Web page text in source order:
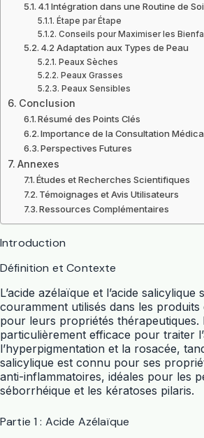
4.1 Intégration dans une Routine de
Étape par Étape
Conseils pour Maximiser les
4.2 Adaptation aux Types de Peau
Peaux Sèches
Peaux Grasses
Peaux Sensibles
Conclusion
Résumé des Points Clés
Importance de la Consultation
Perspectives Futures
Annexes
Études et Recherches Scientifiques
Témoignages et Avis Utilisateurs
Ressources Complémentaires
Introduction
Définition et Contexte
L’acide azélaïque et l’acide salicylique
couramment utilisés dans les produits
pour leurs propriétés thérapeutiques.
particulièrement efficace pour traiter
l’hyperpigmentation et la rosacée,
salicylique est connu pour ses
anti-inflammatoires, idéales pour les
séborrhéique et les kératoses pilaris.
Partie 1 : Acide Azélaïque